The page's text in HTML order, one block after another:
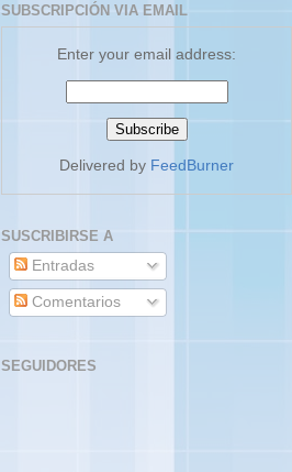
SUBSCRIPCIÓN VIA EMAIL
Enter your email address:
Delivered by FeedBurner
SUSCRIBIRSE A
Entradas
Comentarios
SEGUIDORES